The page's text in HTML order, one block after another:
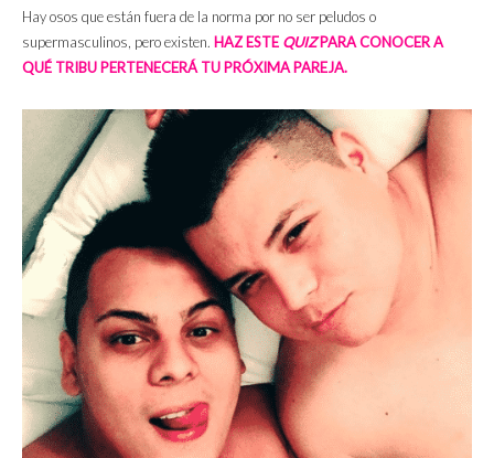
Hay osos que están fuera de la norma por no ser peludos o
supermasculinos, pero existen. HAZ ESTE QUIZPARA CONOCER A
QUÉ TRIBU PERTENECERÁ TU PRÓXIMA PAREJA.